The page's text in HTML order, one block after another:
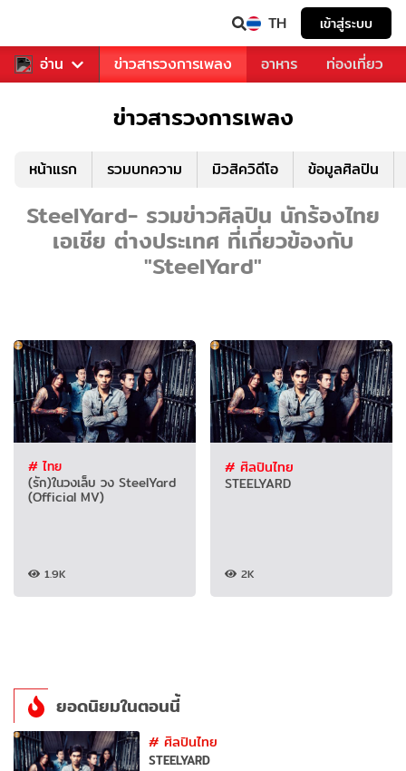
TH เข้าสู่ระบบ
อ่าน
ข่าวบันเทิง ข่าวสารวงการเพลง อาหาร ท่องเที่ยว
ข่าวสารวงการเพลง
หน้าแรก รวมบทความ มิวสิควิดีโอ ข้อมูลศิลปิน
SteelYard- รวมข่าวศิลปิน นักร้องไทย
เอเชีย ต่างประเทศ ที่เกี่ยวข้องกับ
"SteelYard"
# ไทย
(รัก)ในวงเล็บ วง SteelYard
(Official MV)
1.9K
# ศิลปินไทย
STEELYARD
2K
ยอดนิยมในตอนนี้
#ศิลปินไทย
STEELYARD